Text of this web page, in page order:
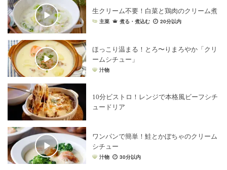
生クリーム不要！白菜と鶏肉のクリーム煮
主菜 煮る・煮込む 20分以内
ほっこり温まる！とろ〜りまろやか「クリ
ームシチュー」
汁物
10分ビストロ！レンジで本格風ビーフシチ
ュードリア
ワンパンで簡単！鮭とかぼちゃのクリーム
シチュー
汁物 30分以内